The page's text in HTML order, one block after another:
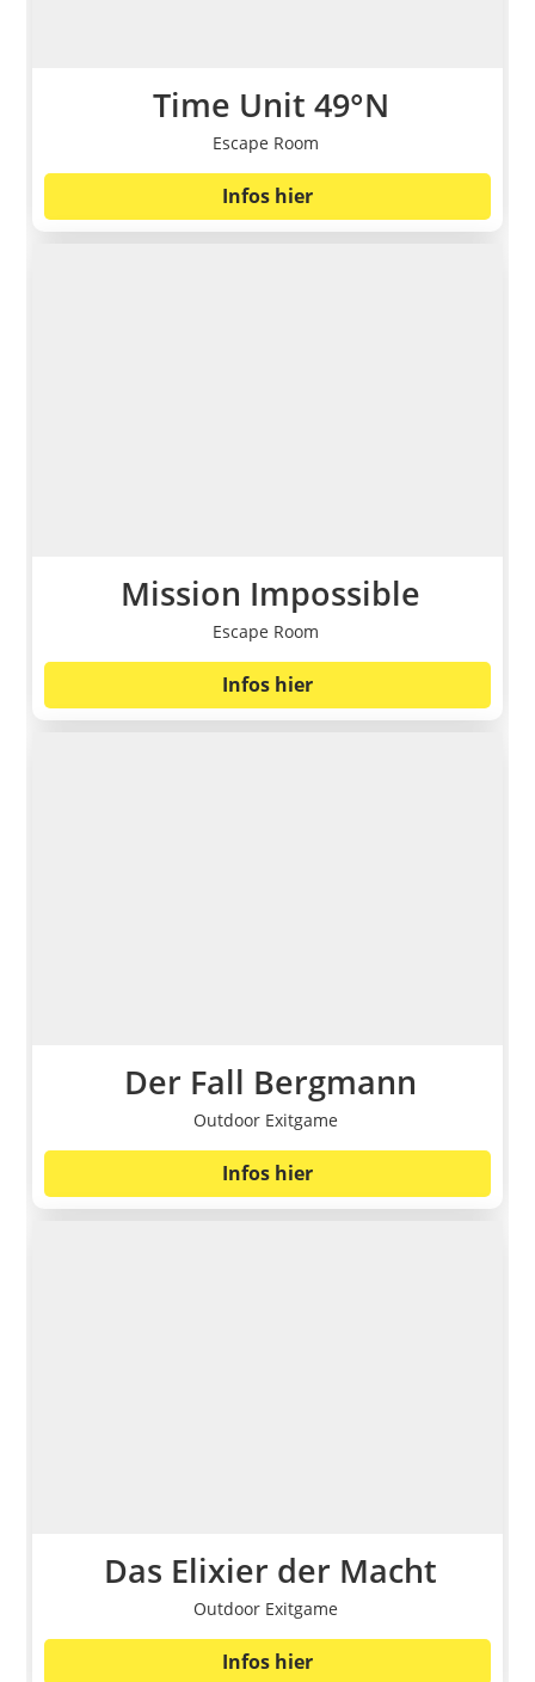
Time Unit 49°N
Escape Room
Infos hier
Mission Impossible
Escape Room
Infos hier
Der Fall Bergmann
Outdoor Exitgame
Infos hier
Das Elixier der Macht
Outdoor Exitgame
Infos hier